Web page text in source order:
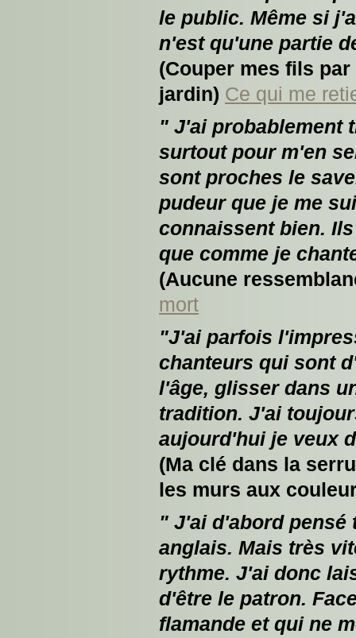
le public. Même si
n'est qu'une partie
(Couper mes fils
jardin) Ce qui me
" J'ai probablement
surtout pour m'en
sont proches le
pudeur que je me
connaissent bien.
que comme je
(Aucune
mort
"J'ai parfois
chanteurs qui sont
l'âge, glisser dans
tradition. J'ai
aujourd'hui je veux
(Ma clé dans la
les murs aux
" J'ai d'abord pensé
anglais. Mais très
rythme. J'ai donc
d'être le patron.
flamande et qui ne